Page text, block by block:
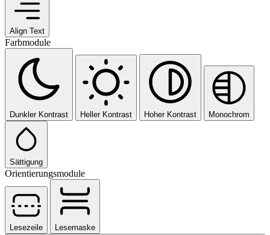
Align Text
Farbmodule
Dunkler Kontrast Heller Kontrast Hoher Kontrast Monochrom
Sättigung
Orientierungsmodule
Lesezeile
Lesemaske